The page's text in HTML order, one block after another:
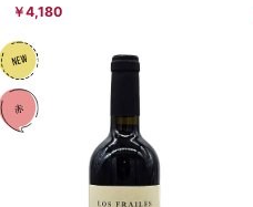
￥4,180